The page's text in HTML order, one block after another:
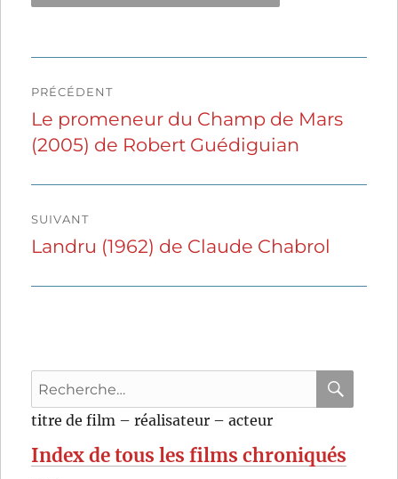
de
l’article
PRÉCÉDENT
Publication
précédente :
Le promeneur du Champ de Mars
(2005) de Robert Guédiguian
SUIVANT
Publication
Landru (1962) de Claude Chabrol
Recherche
pour
:
titre de film – réalisateur – acteur
Index de tous les films chroniqués